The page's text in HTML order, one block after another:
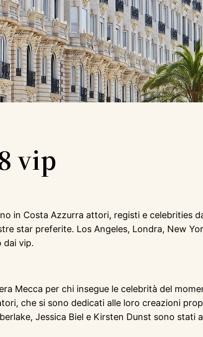
vip
in Costa Azzurra attori, registi e celebrities
star preferite. Los Angeles, Londra, New
dai vip.
Mecca per chi insegue le celebrità del
che si sono dedicati alle loro creazioni
Jessica Biel e Kirsten Dunst sono stati